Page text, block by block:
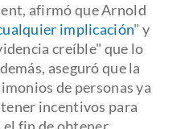
afirmó que Arnold
implicación" y
creíble" que lo
aseguró que la
de personas ya
incentivos para